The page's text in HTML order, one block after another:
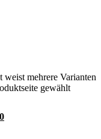
weist mehrere Varianten
gewählt